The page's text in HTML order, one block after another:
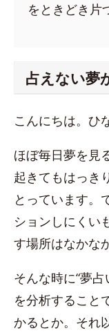
をときどき片
占えない夢
こんにちは。ひ
ほぼ毎日夢を見
起きてもはっき
とっています。
ションしにくい
す場所はなかな
そんな時に“夢
を分析すること
かるとか。それ